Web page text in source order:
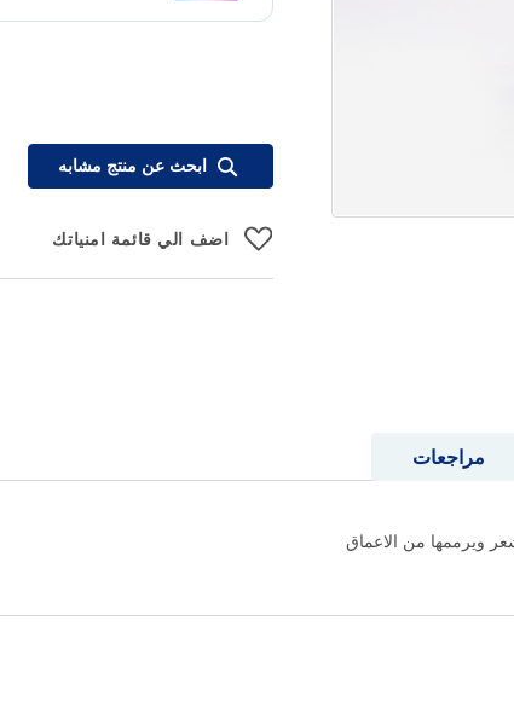
ابحث عن منتج مشابه
اضف الي قائمة امنياتك
ويرممها من الاعماق
مراجعات